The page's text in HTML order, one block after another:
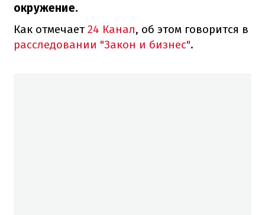
окружение.
Как отмечает24 Канал, об этом говорится в
расследовании "Закон и бизнес".